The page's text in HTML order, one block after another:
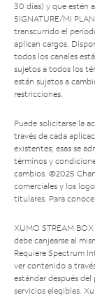
30 días) y que estén
SIGNATURE/MI
transcurrido el
aplican cargos.
todos los canales
sujetos a todos los
están sujetos a
restricciones.
Puede solicitarse la
través de cada
existentes; esas se
términos y
cambios. ©2025
comerciales y los
titulares. Para
XUMO STREAM
debe canjearse al
Requiere Spectrum
ver contenido a
estándar después
servicios elegibles.